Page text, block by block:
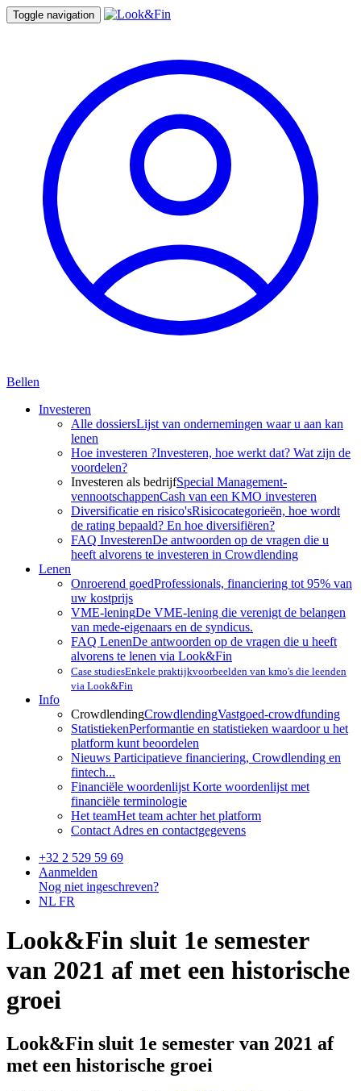
Toggle navigation
Bellen
Investeren
Alle dossiersLijst van ondernemingen waar u aan kan
lenen
Hoe investeren ?Investeren, hoe werkt dat? Wat zijn de
voordelen?
Investeren als bedrijfSpecial Management-
vennootschappenCash van een KMO investeren
Diversificatie en risico'sRisicocategorieën, hoe wordt
de rating bepaald? En hoe diversifiëren?
FAQ InvesterenDe antwoorden op de vragen die u
heeft alvorens te investeren in Crowdlending
Lenen
Onroerend goedProfessionals, financiering tot 95% van
uw kostprijs
VME-leningDe VME-lening die verenigt de belangen
van mede-eigenaars en de syndicus.
FAQ LenenDe antwoorden op de vragen die u heeft
alvorens te lenen via Look&Fin
Case studiesEnkele praktijkvoorbeelden van kmo's die leenden
via Look&Fin
Info
CrowdlendingCrowdlendingVastgoed-crowdfunding
StatistiekenPerformantie en statistieken waardoor u het
platform kunt beoordelen
Nieuws Participatieve financiering, Crowdlending en
fintech...
Financiële woordenlijst Korte woordenlijst met
financiële terminologie
Het teamHet team achter het platform
Contact Adres en contactgegevens
+32 2 529 59 69
Aanmelden
Nog niet ingeschreven?
NL FR
Look&Fin sluit 1e semester
van 2021 af met een historische
groei
Look&Fin sluit 1e semester van 2021 af
met een historische groei